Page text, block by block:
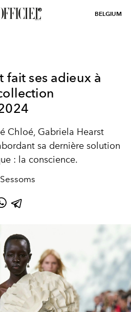
BELGIUM
fait ses adieux à
Chloé, Gabriela Hearst
sa dernière solution
: la conscience.